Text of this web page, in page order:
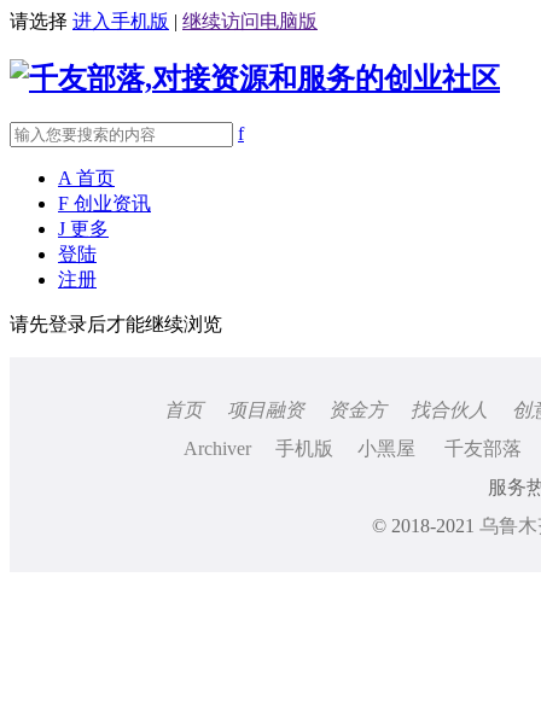
请选择 进入手机版 | 继续访问电脑版
f
A 首页
F 创业资讯
J 更多
登陆
注册
请先登录后才能继续浏览
首页 项目融资 资金方 找合伙人
创
Archiver
手机版 小黑屋
千友部落
服务
© 2018-2021 乌鲁